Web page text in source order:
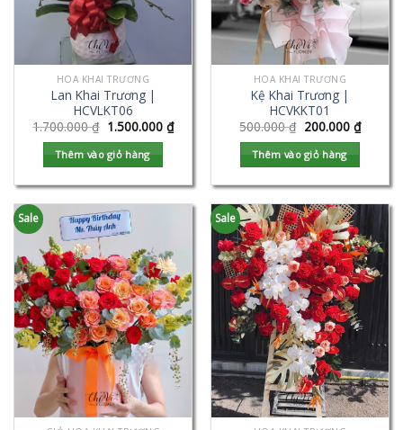
HOA KHAI TRƯƠNG
Lan Khai Trương |
HCVLKT06
1.700.000₫ 1.500.000 ₫
Thêm vào giỏ hàng
HOA KHAI TRƯƠNG
Kệ Khai Trương |
HCVKKT01
500.000₫ 200.000 ₫
Thêm vào giỏ hàng
Sale Sale